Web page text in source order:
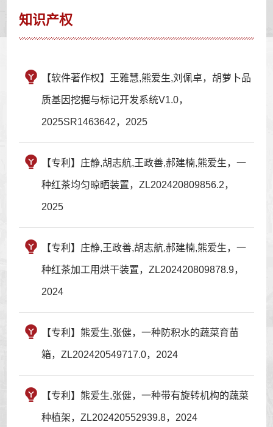
知识产权
【软件著作权】王雅慧,熊爱生,刘佩卓，胡萝卜品
质基因挖掘与标记开发系统V1.0，
2025SR1463642，2025
【专利】庄静,胡志航,王政善,郝建楠,熊爱生，一
种红茶均匀晾晒装置，ZL202420809856.2，
2025
【专利】庄静,王政善,胡志航,郝建楠,熊爱生，一
种红茶加工用烘干装置，ZL202420809878.9，
2024
【专利】熊爱生,张健，一种防积水的蔬菜育苗
箱，ZL202420549717.0，2024
【专利】熊爱生,张健，一种带有旋转机构的蔬菜
种植架，ZL202420552939.8，2024